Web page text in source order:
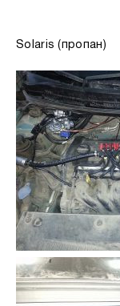
Solaris (пропан)